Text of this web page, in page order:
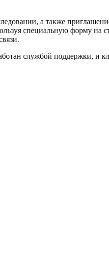
а также
специальную форму на
службой поддержки, и